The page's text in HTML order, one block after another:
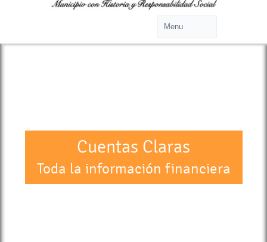
Cuentas Claras
Toda la información financiera